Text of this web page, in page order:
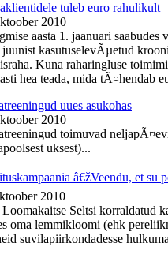
tuleb euro rahulikult
2010
aasta 1. jaanuari
juunist kasutuselevÃµetud
Kuna raharingluse
hea teada, mida tÃ¤hendab
uues asukohas
2010
toimuvad
uksest)...
â€žVeendu, et su
2010
Loomakaitse Seltsi korraldatud
oma lemmikloomi (ehk
suvilapiirkondadesse